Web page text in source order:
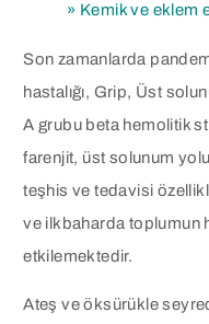
» Kemik ve eklem
Son zamanlarda
hastalığı, Grip, Üst
A grubu beta hemolitik
farenjit, üst solunum
teşhis ve tedavisi
ve ilkbaharda toplumun
etkilemektedir.
Ateş ve öksürükle